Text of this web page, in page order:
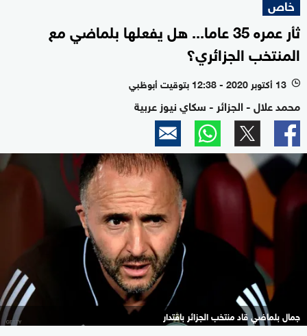
خاص
ثأر عمره 35 عاما... هل يفعلها بلماضي مع
المنتخب الجزائري؟
l 13 أكتوبر 2020 - 12:38 بتوقيت أبوظبي
محمد علال - الجزائر - سكاي نيوز عربية
جمال بلماضي قاد منتخب الجزائر باقتدار